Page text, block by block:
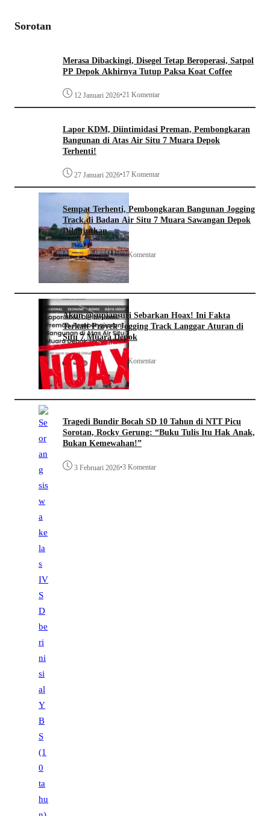
Sorotan
Merasa Dibackingi, Disegel Tetap Beroperasi, Satpol
PP Depok Akhirnya Tutup Paksa Koat Coffee
12 Januari 2026•21 Komentar
Lapor KDM, Diintimidasi Preman, Pembongkaran
Bangunan di Atas Air Situ 7 Muara Depok
Terhenti!
27 Januari 2026•17 Komentar
Sempat Terhenti, Pembongkaran Bangunan Jogging
Track di Badan Air Situ 7 Muara Sawangan Depok
Dilanjutkan
28 Januari 2026•4 Komentar
Akun @supiansuri Sebarkan Hoax! Ini Fakta
Terkait Proyek Jogging Track Langgar Aturan di
Situ 7 Muara Depok
31 Januari 2026 3 Komentar
Tragedi Bundir Bocah SD 10 Tahun di NTT Picu
Sorotan, Rocky Gerung: “Buku Tulis Itu Hak Anak,
Bukan Kemewahan!”
3 Februari 2026•3 Komentar